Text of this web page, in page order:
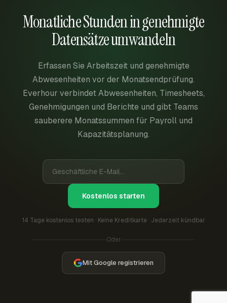
Monatliche Stunden in genehmigte
Datensätze umwandeln
Erfassen Sie Arbeitszeit und genehmigte
Abwesenheiten vor der Monatsendprüfung.
Everhour verbindet Abwesenheiten, Timesheets,
Genehmigungen und Berichte und gibt Teams
sauberere Monatssummen für Payroll und
Kapazitätsplanung.
Kostenlos starten
14 Tage kostenlos testen · Keine Kreditkarte · Jederzeit kündbar
Oder
Mit Google registrieren